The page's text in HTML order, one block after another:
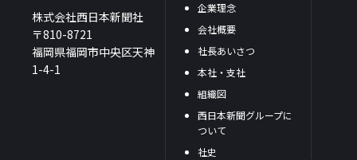
株式会社西日本新聞社
〒810-8721
福岡県福岡市中央区天神
1-4-1
企業理念
会社概要
社長あいさつ
本社・支社
組織図
西日本新聞グループに
ついて
社史